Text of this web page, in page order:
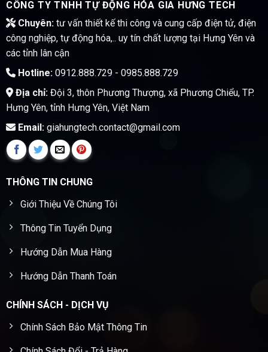
CÔNG TY TNHH TỰ ĐỘNG HÓA GIA HƯNG TECH
Chuyên:tư vấn thiết kế thi công và cung cấp điện tử, điện
công nghiệp, tự động hóa,.. uy tín chất lượng tại Hưng Yên và
các tỉnh lân cận
Hotline:0912.888.729 - 0985.888.729
Địa chỉ:Đội 3, thôn Phương Thượng, xã Phương Chiểu, TP.
Hưng Yên, tỉnh Hưng Yên, Việt Nam
Email:giahungtech.contact@gmail.com
THÔNG TIN CHUNG
Giới Thiệu Về Chúng Tôi
Thông Tin Tuyển Dụng
Hướng Dẫn Mua Hàng
Hướng Dẫn Thanh Toán
CHÍNH SÁCH - DỊCH VỤ
Chính Sách Bảo Mật Thông Tin